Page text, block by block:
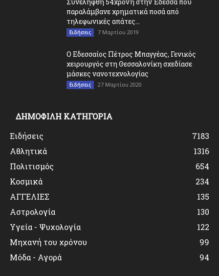
παραλάμβανε χρηματικά ποσά από
τηλεφωνικές απάτες...
Ειδήσεις 7 Μαρτίου 2019
O Εδεσσαίος Πέτρος Μπαγγέας, Γενικός
χειρουργός στη Θεσσαλονίκη σχεδίασε
μάσκες νανοτεχνολογίας
Ειδήσεις 27 Μαρτίου 2020
ΔΗΜΟΦΙΛΗ ΚΑΤΗΓΟΡΙΑ
Ειδήσεις
7183
Αθλητικά
1316
Πολιτισμός
654
Κοσμικά
234
ΑΓΓΕΛΙΕΣ
135
Αστρολογία
130
Υγεία - Ψυχολογία
122
Μηχανή του χρόνου
99
Μόδα - Αγορά
94